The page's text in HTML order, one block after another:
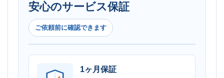
安心のサービス保証
ご依頼前に確認できます
1ヶ月保証